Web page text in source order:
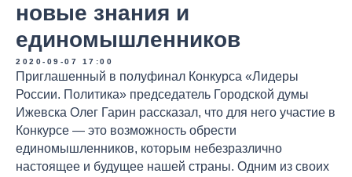
новые знания и
единомышленников
2020-09-07 17:00
Приглашенный в полуфинал Конкурса «Лидеры
России. Политика» председатель Городской думы
Ижевска Олег Гарин рассказал, что для него участие в
Конкурсе — это возможность обрести
единомышленников, которым небезразлично
настоящее и будущее нашей страны. Одним из своих